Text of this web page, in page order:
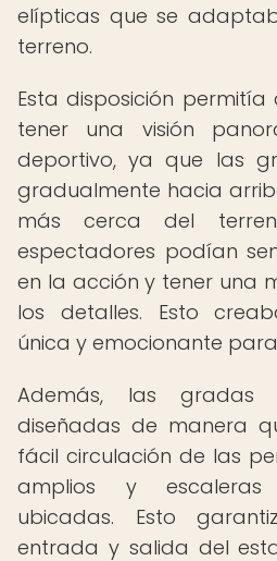
elípticas que se
terreno.
Esta disposición
tener una visión
deportivo, ya que las
gradualmente hacia
más cerca del
espectadores podían
en la acción y tener una
los detalles. Esto
única y emocionante
Además, las gradas
diseñadas de manera
fácil circulación de las
amplios y escaleras
ubicadas. Esto
entrada y salida del